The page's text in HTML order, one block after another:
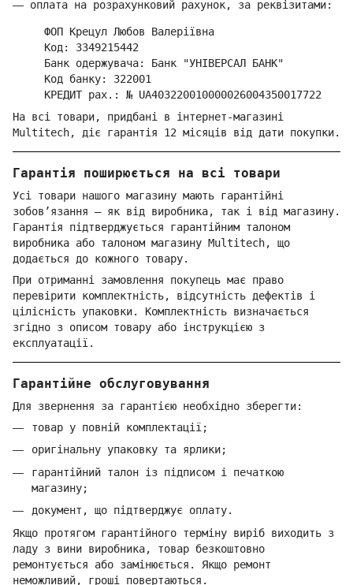
— оплата на розрахунковий рахунок, за реквізитами:
ФОП Крецул Любов Валеріївна
Код: 3349215442
Банк одержувача: Банк "УНІВЕРСАЛ БАНК"
Код банку: 322001
КРЕДИТ рах.: № UA403220010000026004350017722
На всі товари, придбані в інтернет-магазині
Multitech, діє гарантія 12 місяців від дати покупки.
Гарантія поширюється на всі товари
Усі товари нашого магазину мають гарантійні
зобов’язання — як від виробника, так і від магазину.
Гарантія підтверджується гарантійним талоном
виробника або талоном магазину Multitech, що
додається до кожного товару.
При отриманні замовлення покупець має право
перевірити комплектність, відсутність дефектів і
цілісність упаковки. Комплектність визначається
згідно з описом товару або інструкцією з
експлуатації.
Гарантійне обслуговування
Для звернення за гарантією необхідно зберегти:
товар у повній комплектації;
оригінальну упаковку та ярлики;
гарантійний талон із підписом і печаткою
магазину;
документ, що підтверджує оплату.
Якщо протягом гарантійного терміну виріб виходить з
ладу з вини виробника, товар безкоштовно
ремонтується або замінюється. Якщо ремонт
неможливий, гроші повертаються.